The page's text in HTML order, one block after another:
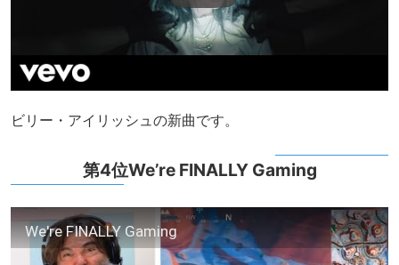
ビリー・アイリッシュの新曲です。
第4位We’re FINALLY Gaming
We're FINALLY Gaming